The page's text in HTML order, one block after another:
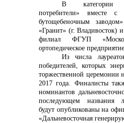
В категории
потребители» вместе с
бутощебеночным
«Гранит» (г. Владивосток)
филиал ФГУП
ортопедическое
Из числа
победителей, которых
торжественной церемонии
2017 года. Финалисты
номинантов
последующем названия
будут опубликованы на
«Дальневосточная